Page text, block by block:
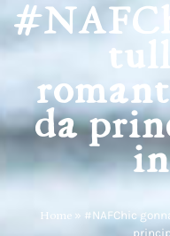
da
Home » #NAFChic